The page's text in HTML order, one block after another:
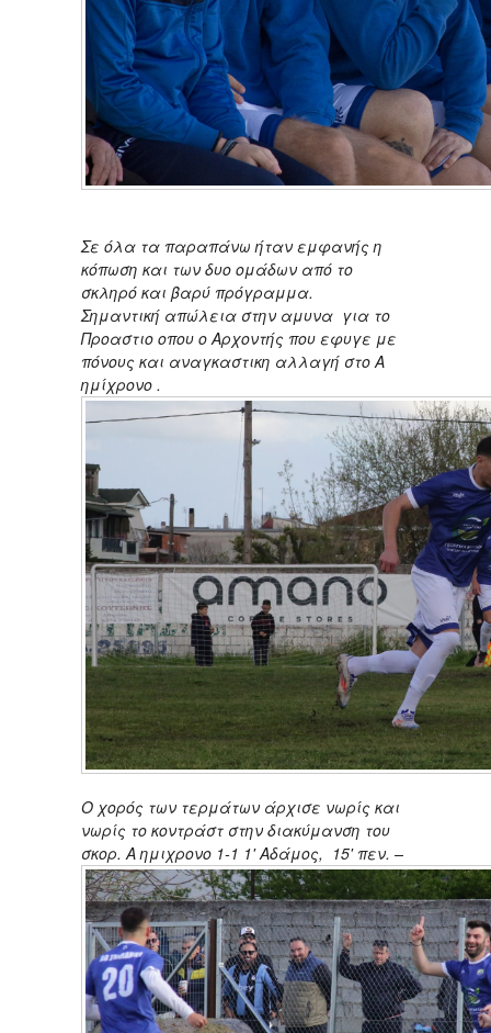
Σε όλα τα παραπάνω ήταν εμφανής η
κόπωση και των δυο ομάδων από το
σκληρό και βαρύ πρόγραμμα.
Σημαντική απώλεια στην αμυνα για το
Προαστιο οπου ο Αρχοντής που εφυγε με
πόνους και αναγκαστικη αλλαγή στο Α
ημίχρονο .
Ο χορός των τερμάτων άρχισε νωρίς και
νωρίς το κοντράστ στην διακύμανση του
σκορ. Α ημιχρονο 1-1 1' Αδάμος, 15' πεν. –